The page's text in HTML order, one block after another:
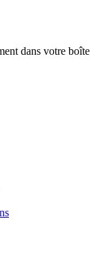
dans votre boîte